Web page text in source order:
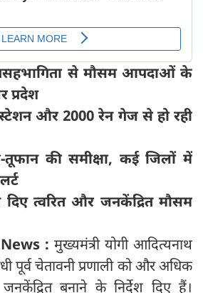
से मौसम आपदाओं के
प्रदेश
और 2000 रेन गेज से हो रही
की समीक्षा, कई जिलों में
दिए त्वरित और जनकेंद्रित मौसम
: मुख्यमंत्री योगी आदित्यनाथ
पूर्व चेतावनी प्रणाली को और अधिक
बनाने के निर्देश दिए हैं।